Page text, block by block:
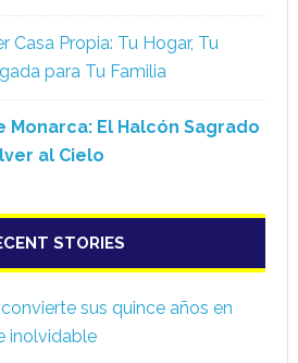
Casa Propia: Tu Hogar, Tu
para Tu Familia
Monarca: El Halcón Sagrado
al Cielo
STORIES
sus quince años en
inolvidable